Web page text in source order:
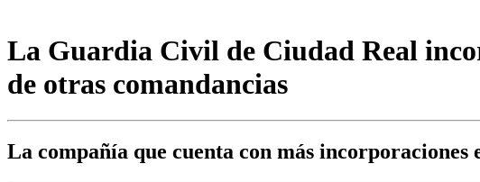
La Guardia Civil de Ciudad Real
de otras comandancias
La compañía que cuenta con más incorporaciones